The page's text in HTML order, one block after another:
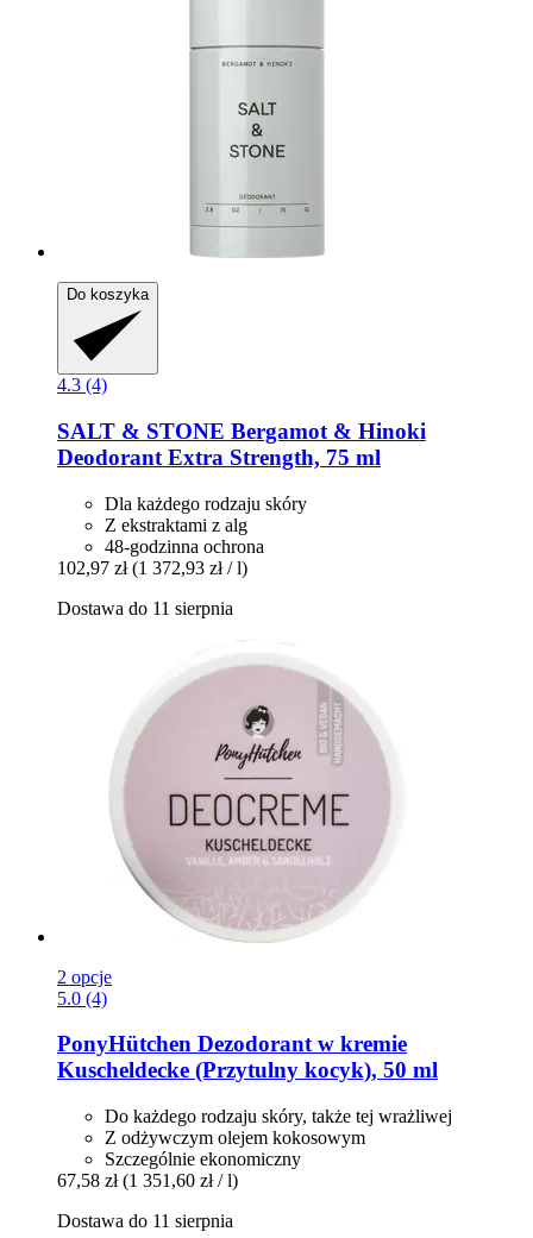
Do koszyka
4.3 (4)
SALT & STONE Bergamot & Hinoki
Deodorant Extra Strength, 75 ml
Dla każdego rodzaju skóry
Z ekstraktami z alg
48-godzinna ochrona
102,97 zł (1 372,93 zł / l)
Dostawa do 11 sierpnia
2 opcje
5.0 (4)
PonyHütchen Dezodorant w kremie
Kuscheldecke (Przytulny kocyk), 50 ml
Do każdego rodzaju skóry, także tej wrażliwej
Z odżywczym olejem kokosowym
Szczególnie ekonomiczny
67,58 zł (1 351,60 zł / l)
Dostawa do 11 sierpnia